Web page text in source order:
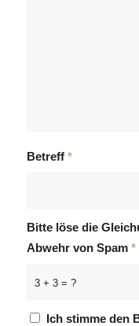
Betreff *
3 + 3 = ?
Bitte löse die
Abwehr von Spam *
Ich stimme den